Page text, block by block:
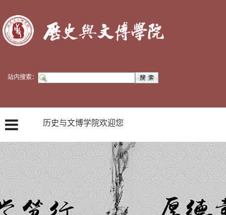
站内搜索：
历史与文博学院欢迎您